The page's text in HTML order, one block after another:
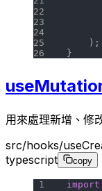
    );
}
用來處理新增、修
src/hooks/
typescript
copy
import